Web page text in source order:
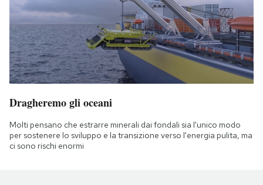
Dragheremo gli oceani
Molti pensano che estrarre minerali dai fondali sia l'unico modo
per sostenere lo sviluppo e la transizione verso l'energia pulita, ma
ci sono rischi enormi